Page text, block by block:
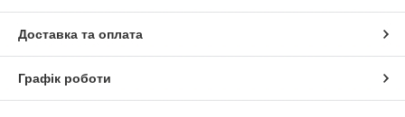
Доставка та оплата
Графік роботи